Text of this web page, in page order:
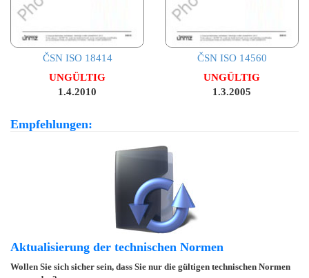
ČSN ISO 18414
UNGÜLTIG
1.4.2010
ČSN ISO 14560
UNGÜLTIG
1.3.2005
Empfehlungen:
Aktualisierung der technischen Normen
Wollen Sie sich sicher sein, dass Sie nur die gültigen technischen Normen